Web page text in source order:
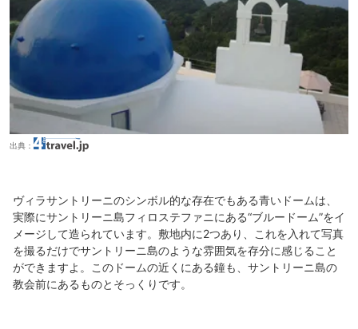
出典：
ヴィラサントリーニのシンボル的な存在でもある青いドームは、
実際にサントリーニ島フィロステファニにある“ブルードーム”をイ
メージして造られています。敷地内に2つあり、これを入れて写真
を撮るだけでサントリーニ島のような雰囲気を存分に感じること
ができますよ。このドームの近くにある鐘も、サントリーニ島の
教会前にあるものとそっくりです。